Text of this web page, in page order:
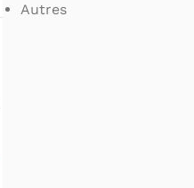
Autres